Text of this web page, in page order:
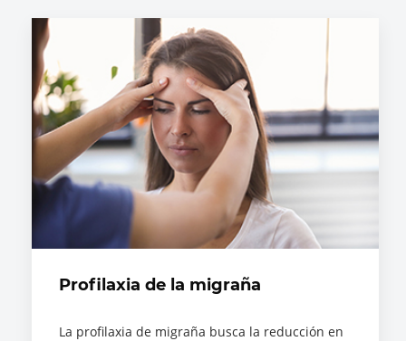
Profilaxia de la migraña
La profilaxia de migraña busca la reducción en